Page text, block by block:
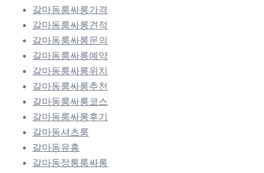
갈마동룸싸롱가격
갈마동룸싸롱견적
갈마동룸싸롱문의
갈마동룸싸롱예약
갈마동룸싸롱위치
갈마동룸싸롱추천
갈마동룸싸롱코스
갈마동룸싸롱후기
갈마동셔츠룸
갈마동유흥
갈마동정통룸싸롱